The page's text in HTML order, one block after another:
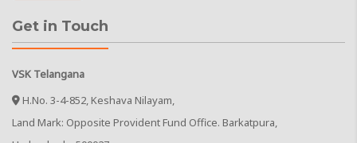
Get in Touch
VSK Telangana
H.No. 3-4-852, Keshava Nilayam,
Land Mark: Opposite Provident Fund Office. Barkatpura,